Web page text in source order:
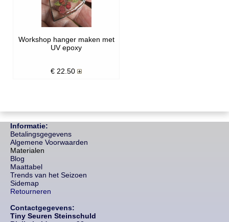
Workshop hanger maken met
UV epoxy
€ 22.50
Informatie:
Betalingsgegevens
Algemene Voorwaarden
Materialen
Blog
Maattabel
Trends van het Seizoen
Sidemap
Retourneren
Contactgegevens:
Tiny Seuren Steinschuld